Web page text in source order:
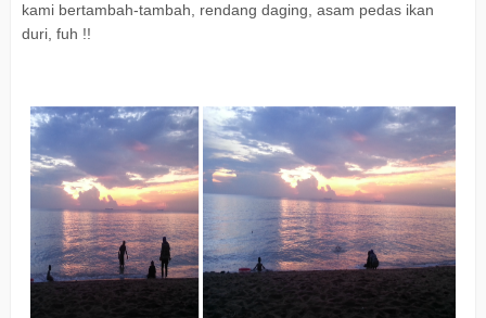
kami bertambah-tambah, rendang daging, asam pedas ikan
duri, fuh !!